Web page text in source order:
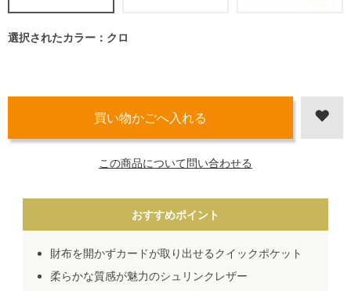
選択されたカラー：クロ
この商品について問い合わせる
おすすめポイント
財布を開かずカードが取り出せるクイックポケット
柔らかな質感が魅力のシュリンクレザー